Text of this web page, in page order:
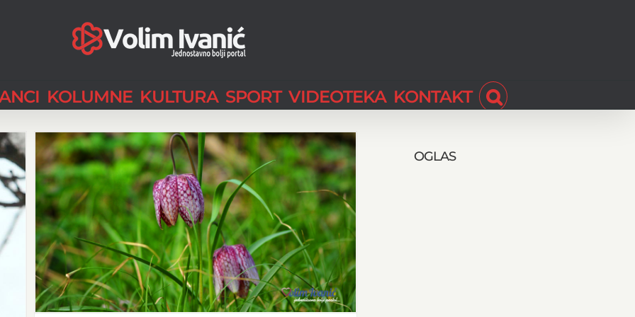
KOLUMNE KULTURA SPORT VIDEOTEKA KONTAKT
OGLAS